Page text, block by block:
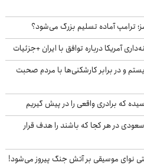
ترامپ آماده تسلیم بزرگ می‌شود؟
آمریکا درباره توافق با ایران +جزئیات
و در برابر کارشکنی‌ها با مردم صحبت
که برادری واقعی را در پیش گیریم
در هر کجا که باشند را هدف قرار
وقتی نوای موسیقی بر آتش جنگ پیروز می‌شود!